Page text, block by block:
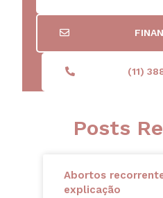
(11)
Posts
Abortos
explicação